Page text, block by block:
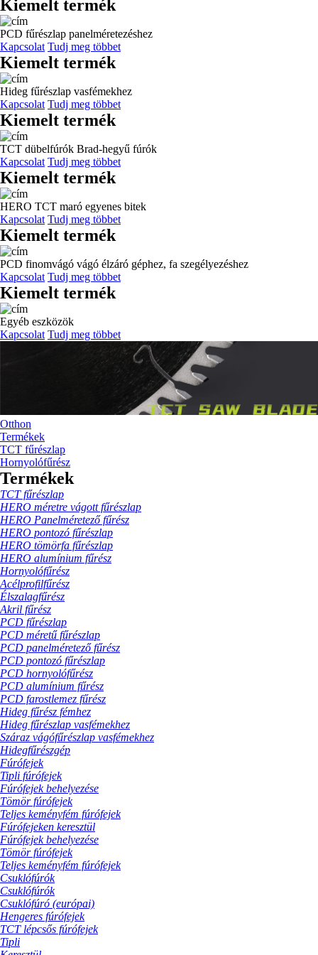
Kiemelt termék
PCD fűrészlap panelméretezéshez
Kapcsolat Tudj meg többet
Kiemelt termék
Hideg fűrészlap vasfémekhez
Kapcsolat Tudj meg többet
Kiemelt termék
TCT dübelfúrók Brad-hegyű fúrók
Kapcsolat Tudj meg többet
Kiemelt termék
HERO TCT maró egyenes bitek
Kapcsolat Tudj meg többet
Kiemelt termék
PCD finomvágó vágó élzáró géphez, fa szegélyezéshez
Kapcsolat Tudj meg többet
Kiemelt termék
Egyéb eszközök
Kapcsolat Tudj meg többet
Otthon
Termékek
TCT fűrészlap
Hornyolófűrész
Termékek
TCT fűrészlap
HERO méretre vágott fűrészlap
HERO Panelméretező fűrész
HERO pontozó fűrészlap
HERO tömörfa fűrészlap
HERO alumínium fűrész
Hornyolófűrész
Acélprofilfűrész
Élszalagfűrész
Akril fűrész
PCD fűrészlap
PCD méretű fűrészlap
PCD panelméretező fűrész
PCD pontozó fűrészlap
PCD hornyolófűrész
PCD alumínium fűrész
PCD farostlemez fűrész
Hideg fűrész fémhez
Hideg fűrészlap vasfémekhez
Száraz vágófűrészlap vasfémekhez
Hidegfűrészgép
Fúrófejek
Tipli fúrófejek
Fúrófejek behelyezése
Tömör fúrófejek
Teljes keményfém fúrófejek
Fúrófejeken keresztül
Fúrófejek behelyezése
Tömör fúrófejek
Teljes keményfém fúrófejek
Csuklófúrók
Csuklófúrók
Csuklófúró (európai)
Hengeres fúrófejek
TCT lépcsős fúrófejek
Tipli